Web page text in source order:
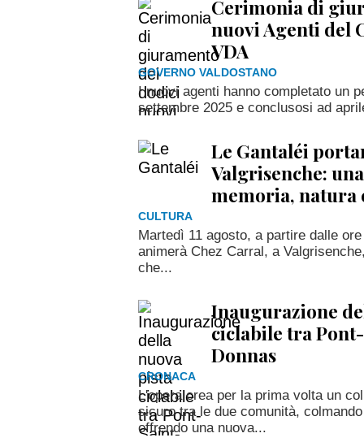
Cerimonia di
nuovi Agenti del
VDA
GOVERNO VALDOSTANO
I nuovi agenti hanno completato un
settembre 2025 e conclusosi ad
Le Gantaléi
Valgrisenche:
memoria, natura
CULTURA
Martedì 11 agosto, a partire dalle
animerà Chez Carral, a
che...
Inaugurazione
ciclabile tra
Donnas
CRONACA
L'opera crea per la prima volta un
sicuro tra le due comunità,
offrendo una nuova...